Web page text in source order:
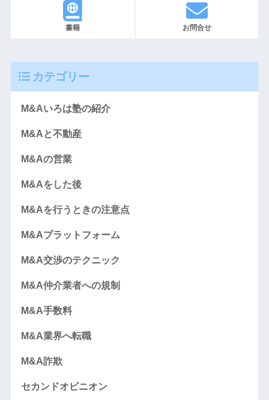
書籍 お問合せ
カテゴリー
M&Aいろは塾の紹介
M&Aと不動産
M&Aの営業
M&Aをした後
M&Aを行うときの注意点
M&Aプラットフォーム
M&A交渉のテクニック
M&A仲介業者への規制
M&A手数料
M&A業界へ転職
M&A詐欺
セカンドオピニオン